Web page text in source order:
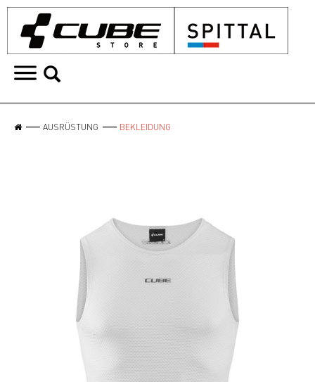
AUSRÜSTUNG BEKLEIDUNG